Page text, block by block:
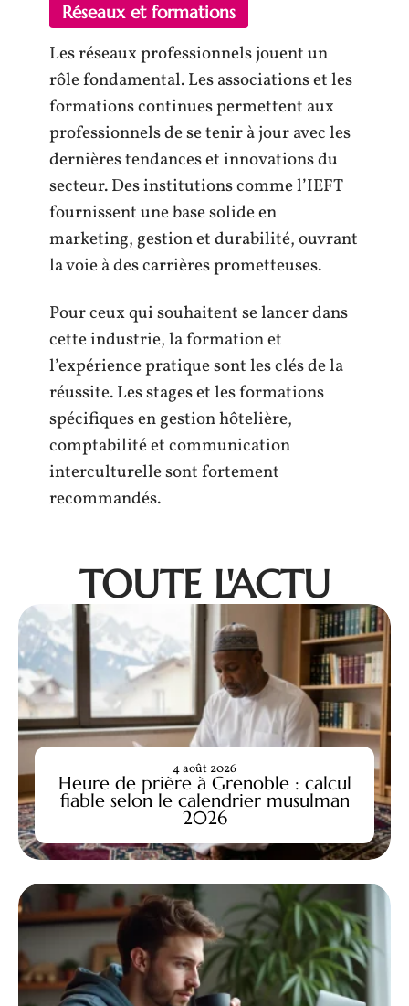
Réseaux et formations
Les réseaux professionnels jouent un
rôle fondamental. Les associations et les
formations continues permettent aux
professionnels de se tenir à jour avec les
dernières tendances et innovations du
secteur. Des institutions comme l’IEFT
fournissent une base solide en
marketing, gestion et durabilité, ouvrant
la voie à des carrières prometteuses.
Pour ceux qui souhaitent se lancer dans
cette industrie, la formation et
l’expérience pratique sont les clés de la
réussite. Les stages et les formations
spécifiques en gestion hôtelière,
comptabilité et communication
interculturelle sont fortement
recommandés.
TOUTE L'ACTU
Heure de prière à Grenoble : calcul
fiable selon le calendrier musulman
2026
4 août 2026